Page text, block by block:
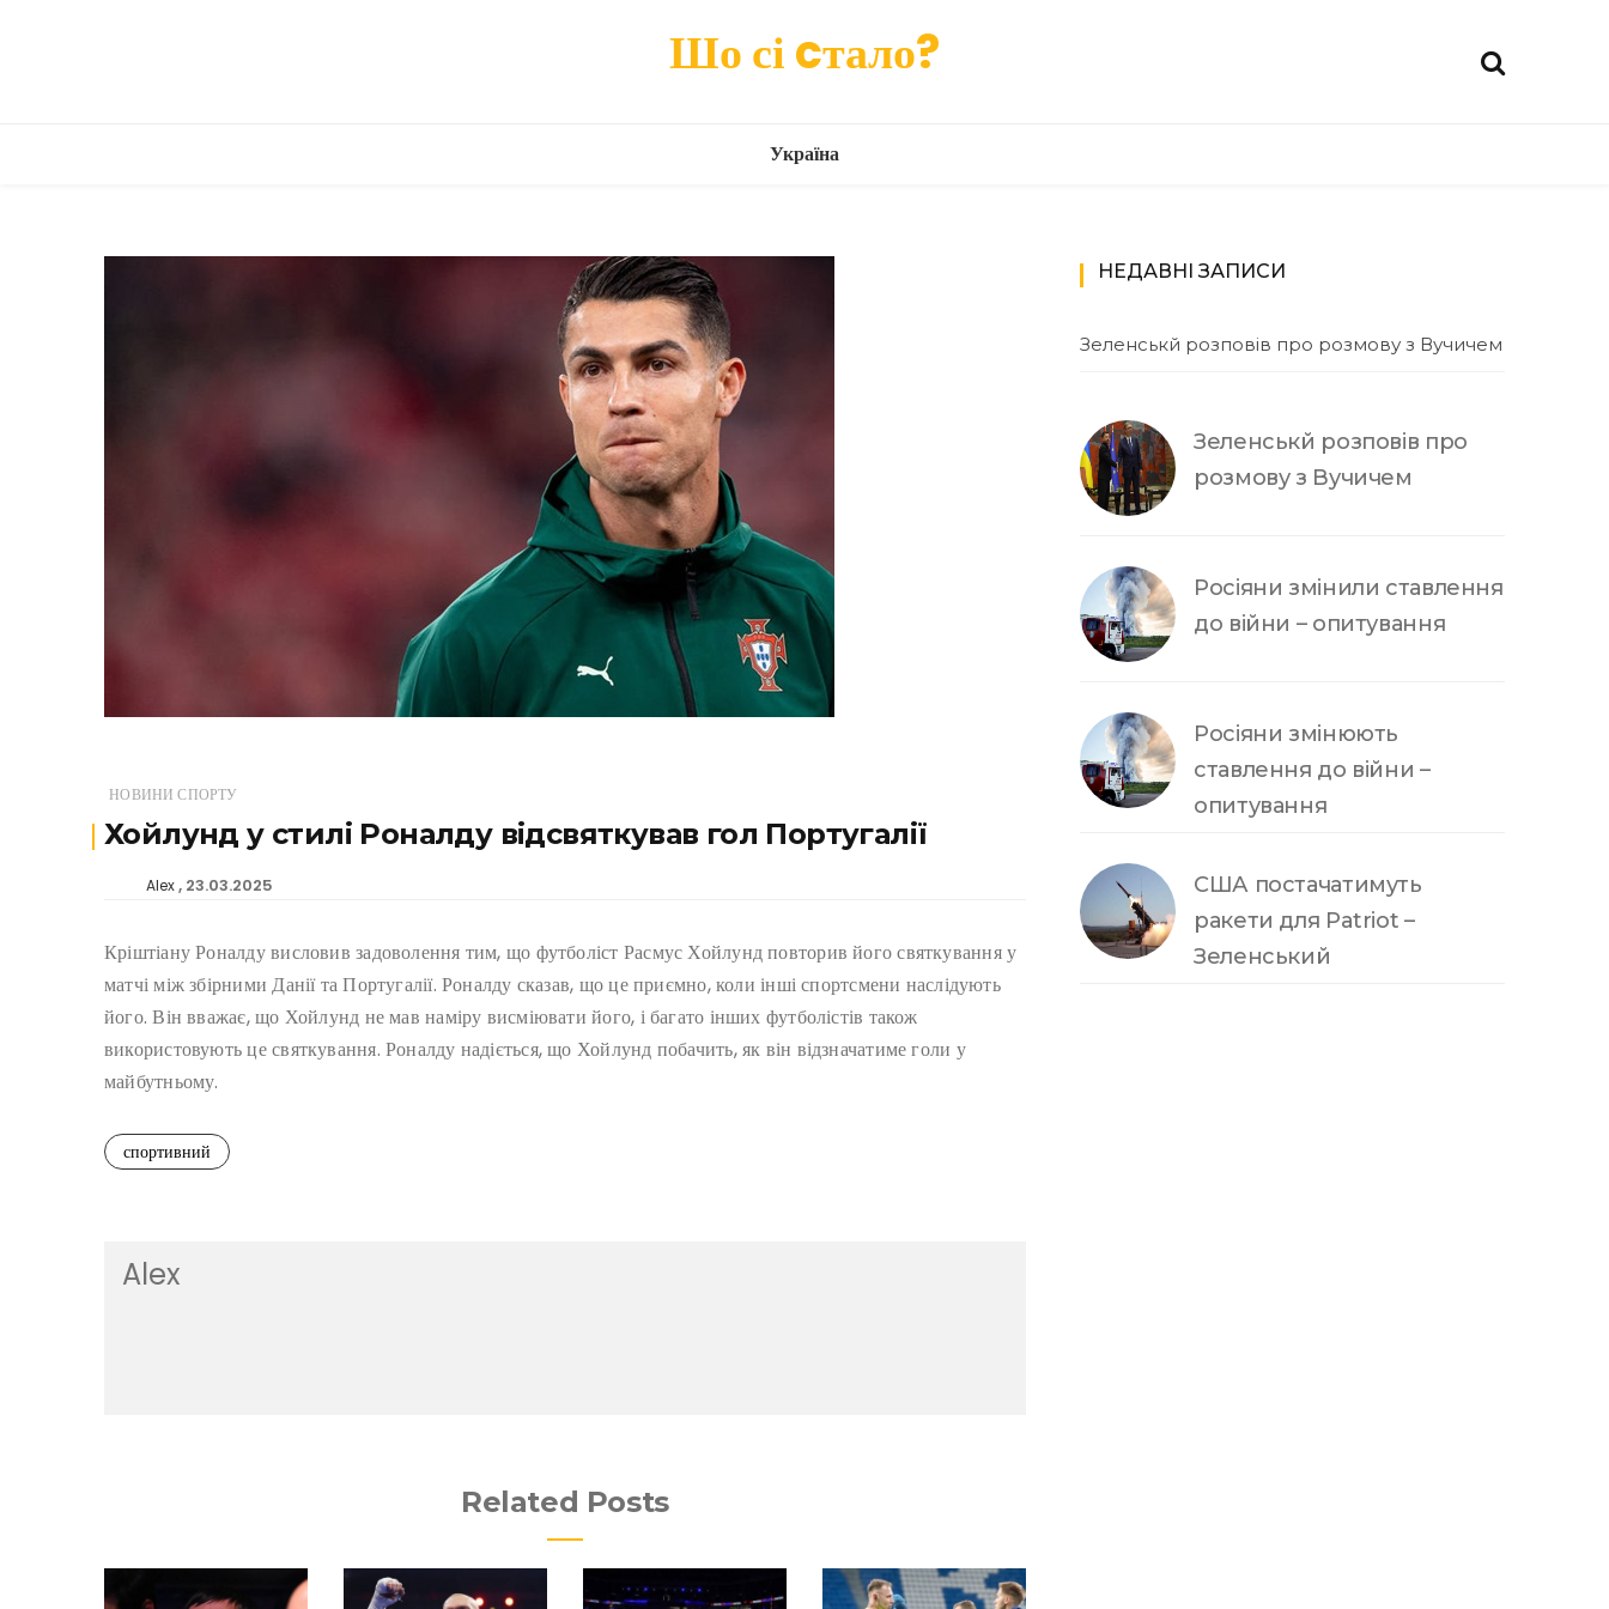
Шо сі cтало?
Україна
НОВИНИ СПОРТУ
Хойлунд у стилі Роналду відсвяткував гол Португалії
Alex 23.03.2025
Кріштіану Роналду висловив задоволення тим, що футболіст Расмус Хойлунд повторив його святкування у
матчі між збірними Данії та Португалії. Роналду сказав, що це приємно, коли інші спортсмени наслідують
його. Він вважає, що Хойлунд не мав наміру висміювати його, і багато інших футболістів також
використовують це святкування. Роналду надіється, що Хойлунд побачить, як він відзначатиме голи у
майбутньому.
спортивний
Alex
Related Posts
НЕДАВНІ ЗАПИСИ
Зеленськй розповів про розмову з Вучичем
Зеленськй розповів про
розмову з Вучичем
Росіяни змінили ставлення
до війни – опитування
Росіяни змінюють
ставлення до війни –
опитування
США постачатимуть
ракети для Patriot –
Зеленський